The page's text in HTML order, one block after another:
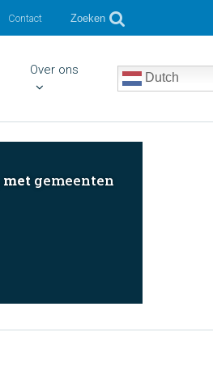
Contact Zoeken
Over ons
Dutch
met gemeenten